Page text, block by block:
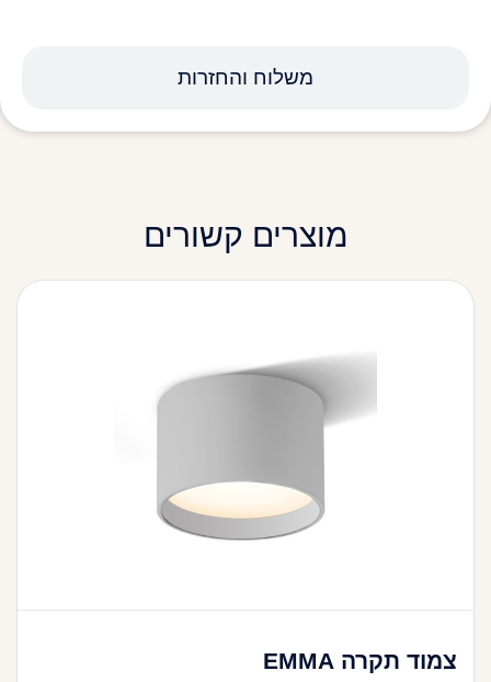
משלוח והחזרות
מוצרים קשורים
צמוד תקרה EMMA